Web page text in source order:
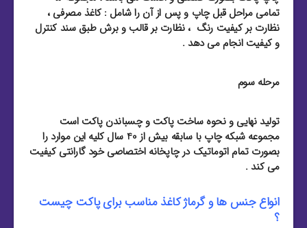
تمامی مراحل قبل چاپ و پس از آن را شامل : کاغذ مصرفی ،
نظارت بر کیفیت رنگ ، نظارت بر قالب و برش طبق سند کنترل
و کیفیت انجام می دهد .
مرحله سوم
تولید نهایی و نحوه ساخت پاکت و چسباندن پاکت است
مجموعه شبکه چاپ با سابقه بیش از 40 سال کلیه این موارد را
بصورت تمام اتوماتیک در چاپخانه اختصاصی خود گارانتی کیفیت
می کند .
انواع جنس ها و گرماژ کاغذ مناسب برای پاکت چیست
؟